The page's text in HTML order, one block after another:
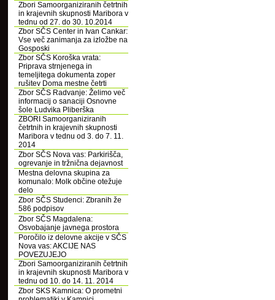
Zbori Samoorganiziranih četrtnih
in krajevnih skupnosti Maribora v
tednu od 27. do 30. 10.2014
Zbor SČS Center in Ivan Cankar:
Vse več zanimanja za izložbe na
Gosposki
Zbor SČS Koroška vrata:
Priprava strnjenega in
temeljitega dokumenta zoper
rušitev Doma mestne četrti
Zbor SČS Radvanje: Želimo več
informacij o sanaciji Osnovne
šole Ludvika Pliberška
ZBORI Samoorganiziranih
četrtnih in krajevnih skupnosti
Maribora v tednu od 3. do 7. 11.
2014
Zbor SČS Nova vas: Parkirišča,
ogrevanje in tržnična dejavnost
Mestna delovna skupina za
komunalo: Molk občine otežuje
delo
Zbor SČS Studenci: Zbranih že
586 podpisov
Zbor SČS Magdalena:
Osvobajanje javnega prostora
Poročilo iz delovne akcije v SČS
Nova vas: AKCIJE NAS
POVEZUJEJO
Zbori Samoorganiziranih četrtnih
in krajevnih skupnosti Maribora v
tednu od 10. do 14. 11. 2014
Zbor SKS Kamnica: O prometni